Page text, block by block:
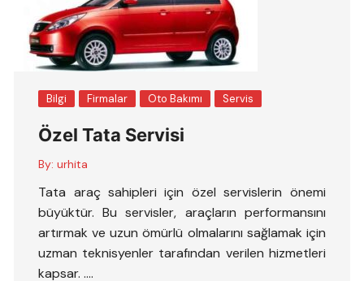
Bilgi Firmalar Oto Bakımı Servis
Özel Tata Servisi
By: urhita
Tata araç sahipleri için özel servislerin önemi
büyüktür. Bu servisler, araçların performansını
artırmak ve uzun ömürlü olmalarını sağlamak için
uzman teknisyenler tarafından verilen hizmetleri
kapsar. ….